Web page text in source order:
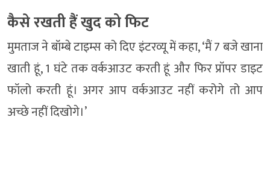
कैसे रखती हैं खुद को फिट
मुमताज ने बॉम्बे टाइम्स को दिए इंटरव्यू में कहा, ‘मैं 7 बजे खाना
खाती हूं, 1 घंटे तक वर्कआउट करती हूं और फिर प्रॉपर डाइट
फॉलो करती हूं। अगर आप वर्कआउट नहीं करोगे तो आप
अच्छे नहीं दिखोगे।’